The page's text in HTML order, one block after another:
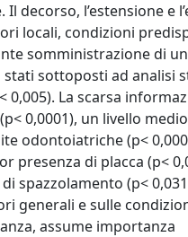
decorso, l’estensione e
locali, condizioni
somministrazione di un
sottoposti ad analisi
0,0001), un livello
odontoiatriche (p<
di placca (p<
spazzolamento (p<
generali e sulle
assume importanza